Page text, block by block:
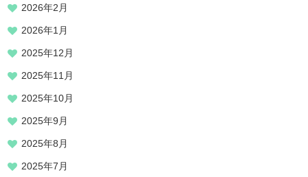
2026年2月
2026年1月
2025年12月
2025年11月
2025年10月
2025年9月
2025年8月
2025年7月